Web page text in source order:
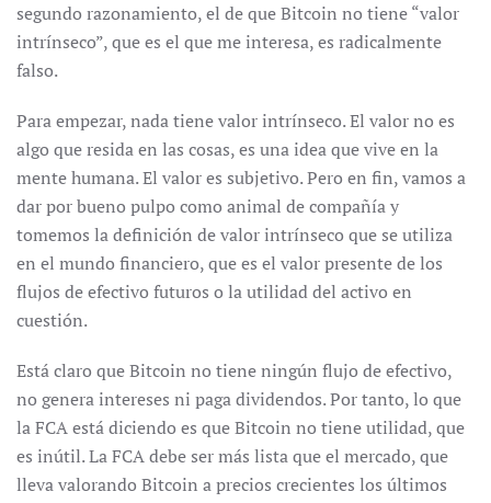
segundo razonamiento, el de que Bitcoin no tiene “valor
intrínseco”, que es el que me interesa, es radicalmente
falso.
Para empezar, nada tiene valor intrínseco. El valor no es
algo que resida en las cosas, es una idea que vive en la
mente humana. El valor es subjetivo. Pero en fin, vamos a
dar por bueno pulpo como animal de compañía y
tomemos la definición de valor intrínseco que se utiliza
en el mundo financiero, que es el valor presente de los
flujos de efectivo futuros o la utilidad del activo en
cuestión.
Está claro que Bitcoin no tiene ningún flujo de efectivo,
no genera intereses ni paga dividendos. Por tanto, lo que
la FCA está diciendo es que Bitcoin no tiene utilidad, que
es inútil. La FCA debe ser más lista que el mercado, que
lleva valorando Bitcoin a precios crecientes los últimos